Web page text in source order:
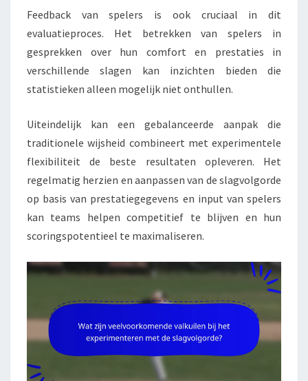
Feedback van spelers is ook cruciaal in dit
evaluatieproces. Het betrekken van spelers in
gesprekken over hun comfort en prestaties in
verschillende slagen kan inzichten bieden die
statistieken alleen mogelijk niet onthullen.
Uiteindelijk kan een gebalanceerde aanpak die
traditionele wijsheid combineert met experimentele
flexibiliteit de beste resultaten opleveren. Het
regelmatig herzien en aanpassen van de slagvolgorde
op basis van prestatiegegevens en input van spelers
kan teams helpen competitief te blijven en hun
scoringspotentieel te maximaliseren.